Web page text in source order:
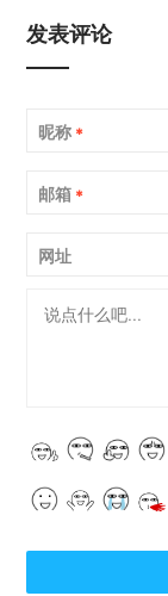
发表评论
昵称 *
邮箱 *
网址